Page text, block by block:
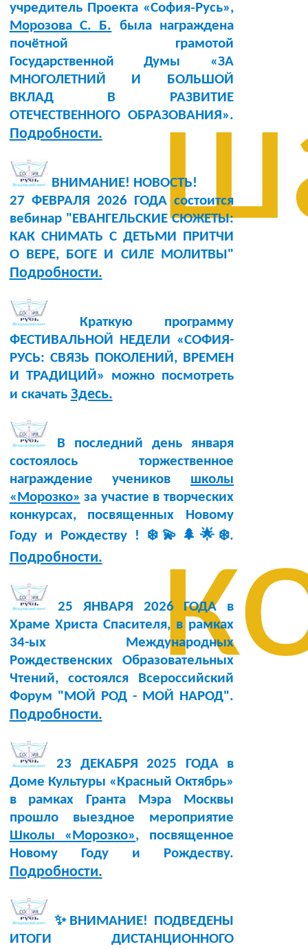
учредитель Проекта «София‑Русь»,
Морозова С. Б. была награждена
почётной грамотой
Государственной Думы «ЗА
МНОГОЛЕТНИЙ И БОЛЬШОЙ
ВКЛАД В РАЗВИТИЕ
ОТЕЧЕСТВЕННОГО ОБРАЗОВАНИЯ».
Подробности.
ВНИМАНИЕ! НОВОСТЬ!
27 ФЕВРАЛЯ 2026 ГОДА состоится
вебинар "ЕВАНГЕЛЬСКИЕ СЮЖЕТЫ:
КАК СНИМАТЬ С ДЕТЬМИ ПРИТЧИ
О ВЕРЕ, БОГЕ И СИЛЕ МОЛИТВЫ"
Подробности.
Краткую программу
ФЕСТИВАЛЬНОЙ НЕДЕЛИ «СОФИЯ-
РУСЬ: СВЯЗЬ ПОКОЛЕНИЙ, ВРЕМЕН
И ТРАДИЦИЙ» можно посмотреть
и скачать Здесь.
В последний день января
состоялось торжественное
награждение учеников школы
«Морозко» за участие в творческих
конкурсах, посвященных Новому
Году и Рождеству ! ❄️💫🌲🌟❄️.
Подробности.
25 ЯНВАРЯ 2026 ГОДА в
Храме Христа Спасителя, в рамках
34-ых Международных
Рождественских Образовательных
Чтений, состоялся Всероссийский
Форум "МОЙ РОД - МОЙ НАРОД".
Подробности.
23 ДЕКАБРЯ 2025 ГОДА в
Доме Культуры «Красный Октябрь»
в рамках Гранта Мэра Москвы
прошло выездное мероприятие
Школы «Морозко», посвященное
Новому Году и Рождеству.
Подробности.
✨ВНИМАНИЕ! ПОДВЕДЕНЫ
ИТОГИ ДИСТАНЦИОННОГО